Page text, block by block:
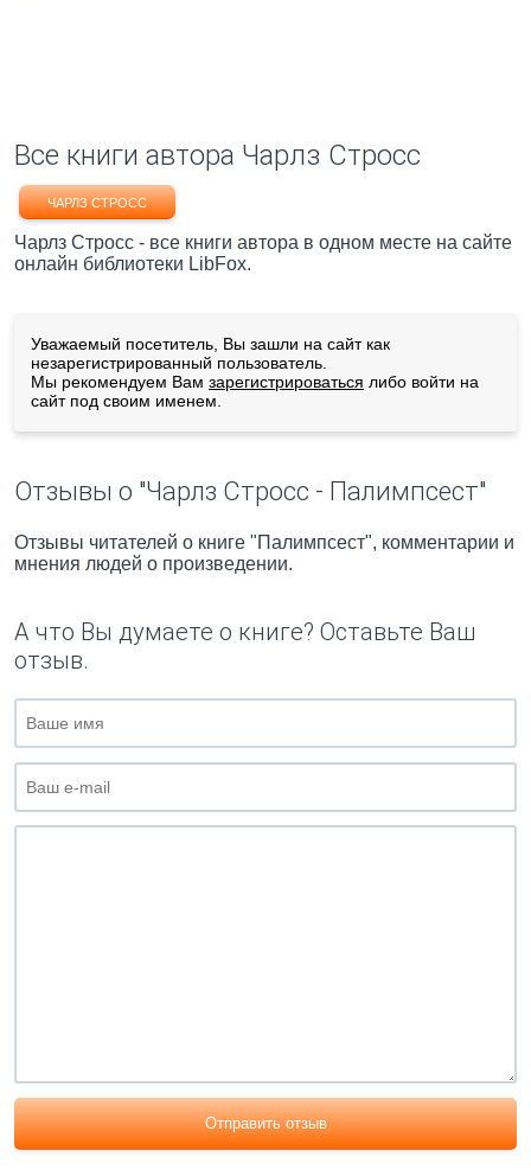
Все книги автора Чарлз Стросс
ЧАРЛЗ СТРОСС
Чарлз Стросс - все книги автора в одном месте на сайте
онлайн библиотеки LibFox.
Уважаемый посетитель, Вы зашли на сайт как
незарегистрированный пользователь.
Мы рекомендуем Вам зарегистрироваться либо войти на
сайт под своим именем.
Отзывы о "Чарлз Стросс - Палимпсест"
Отзывы читателей о книге "Палимпсест", комментарии и
мнения людей о произведении.
А что Вы думаете о книге? Оставьте Ваш
отзыв.
Отправить отзыв